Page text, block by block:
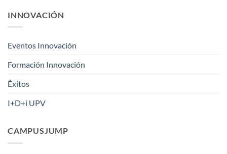
INNOVACIÓN
Eventos Innovación
Formación Innovación
Éxitos
I+D+i UPV
CAMPUSJUMP